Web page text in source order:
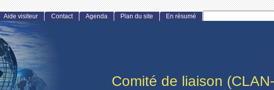
Comité de liaison
Aide visiteur Contact Agenda Plan du site En résumé